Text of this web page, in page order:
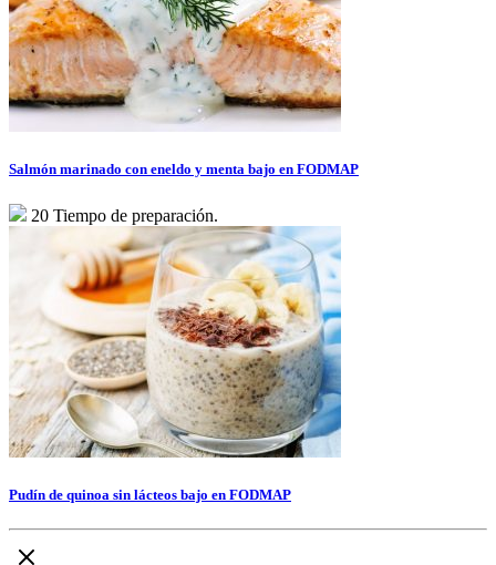
Salmón marinado con eneldo y menta bajo en FODMAP
20 Tiempo de preparación.
Pudín de quinoa sin lácteos bajo en FODMAP